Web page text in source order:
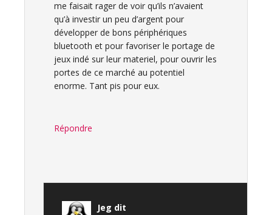
me faisait rager de voir qu’ils n’avaient
qu’à investir un peu d’argent pour
développer de bons périphériques
bluetooth et pour favoriser le portage de
jeux indé sur leur materiel, pour ouvrir les
portes de ce marché au potentiel
enorme. Tant pis pour eux.
Répondre
Jeg dit